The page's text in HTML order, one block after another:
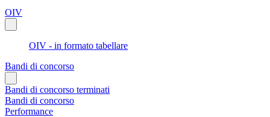
OIV
OIV - in formato tabellare
Bandi di concorso
Bandi di concorso terminati
Bandi di concorso
Performance